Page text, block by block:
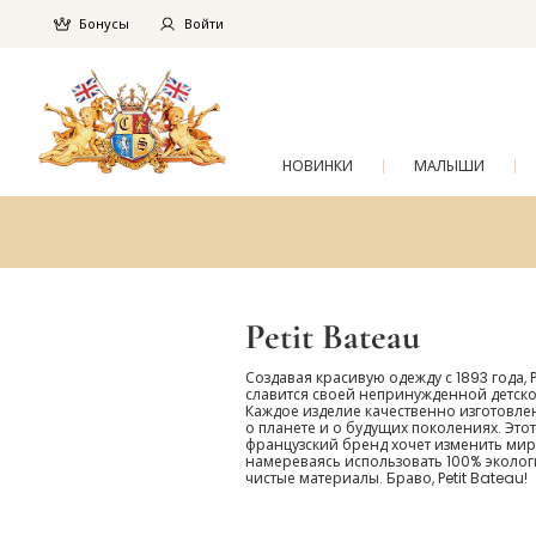
Бонусы Войти
НОВИНКИ МАЛЫШИ
Petit Bateau
Создавая красивую одежду с 1893 года,
славится своей непринужденной
Каждое изделие качественно
о планете и о будущих поколениях. Этот
французский бренд хочет изменить
намереваясь использовать 100%
чистые материалы. Браво, Petit Bateau!